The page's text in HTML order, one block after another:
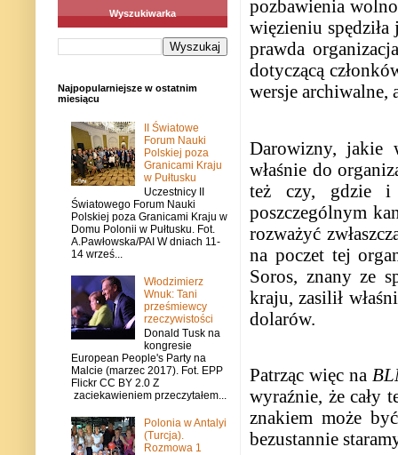
pozbawienia
więzieniu
prawda
dotyczącą
wersje archiwalne,
Darowizny, jakie
właśnie do
też czy, gdzie i
poszczególnym
rozważyć
na poczet tej
Soros, znany ze
kraju, zasilił
dolarów.
Patrząc więc na
wyraźnie, że cały
znakiem może
bezustannie
Wyszukiwarka
Najpopularniejsze w ostatnim
miesiącu
II Światowe
Forum Nauki
Polskiej poza
Granicami Kraju
w Pułtusku
Uczestnicy II
Światowego Forum Nauki
Polskiej poza Granicami Kraju w
Domu Polonii w Pułtusku. Fot.
A.Pawłowska/PAI W dniach 11-
14 wrześ...
Włodzimierz
Wnuk: Tani
prześmiewcy
rzeczywistości
Donald Tusk na
kongresie
European People's Party na
Malcie (marzec 2017). Fot. EPP
Flickr CC BY 2.0 Z
zaciekawieniem przeczytałem...
Polonia w Antalyi
(Turcja).
Rozmowa 1